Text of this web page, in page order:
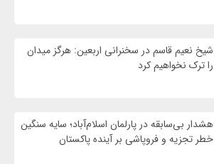
شیخ نعیم قاسم در سخنرانی اربعین: هرگز میدان
را ترک نخواهیم کرد
هشدار بی‌سابقه در پارلمان اسلام‌آباد؛ سایه سنگین
خطر تجزیه و فروپاشی بر آینده پاکستان